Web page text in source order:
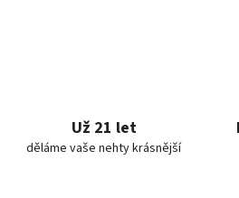
Už 21 let
děláme vaše nehty krásnější